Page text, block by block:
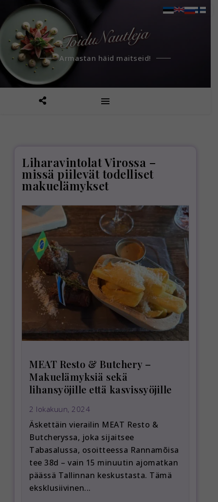
Armastan häid maitseid!
Liharavintolat Virossa –
missä piilevät todelliset
makuelämykset
MEAT Resto & Butchery –
Makuelämyksiä sekä
lihansyöjille että kasvissyöjille
2 lokakuun, 2024
Äskettäin vierailin MEAT Resto &
Butcheryssa, joka sijaitsee
Tabasalussa, osoitteessa Rannamõisa
tee 38d – vain 15 minuutin ajomatkan
päässä Tallinnan keskustasta. Tämä
eksklusiivinen...